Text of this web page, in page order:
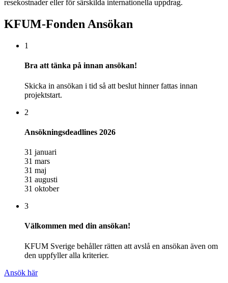
resekostnader eller för särskilda internationella uppdrag.
KFUM-Fonden Ansökan
1
Bra att tänka på innan ansökan!
Skicka in ansökan i tid så att beslut hinner fattas innan
projektstart.
2
Ansökningsdeadlines 2026
31 januari
31 mars
31 maj
31 augusti
31 oktober
3
Välkommen med din ansökan!
KFUM Sverige behåller rätten att avslå en ansökan även om
den uppfyller alla kriterier.
Ansök här